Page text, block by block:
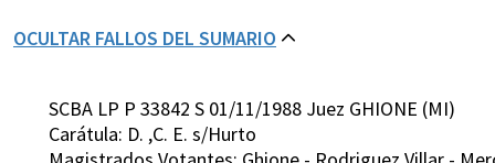
OCULTAR FALLOS DEL SUMARIO
SCBA LP P 33842 S 01/11/1988 Juez GHIONE (MI)
Carátula: D. ,C. E. s/Hurto